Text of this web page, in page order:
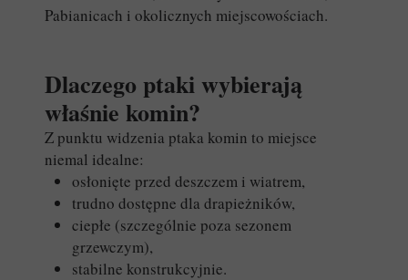
Pabianicach i okolicznych miejscowościach.
Dlaczego ptaki wybierają
właśnie komin?
Z punktu widzenia ptaka komin to miejsce
niemal idealne:
osłonięte przed deszczem i wiatrem,
trudno dostępne dla drapieżników,
ciepłe (szczególnie poza sezonem
grzewczym),
stabilne konstrukcyjnie.